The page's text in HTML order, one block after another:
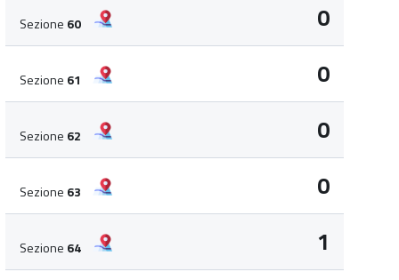
Sezione 60 0
Sezione 61 0
Sezione 62 0
Sezione 63 0
Sezione 64 1